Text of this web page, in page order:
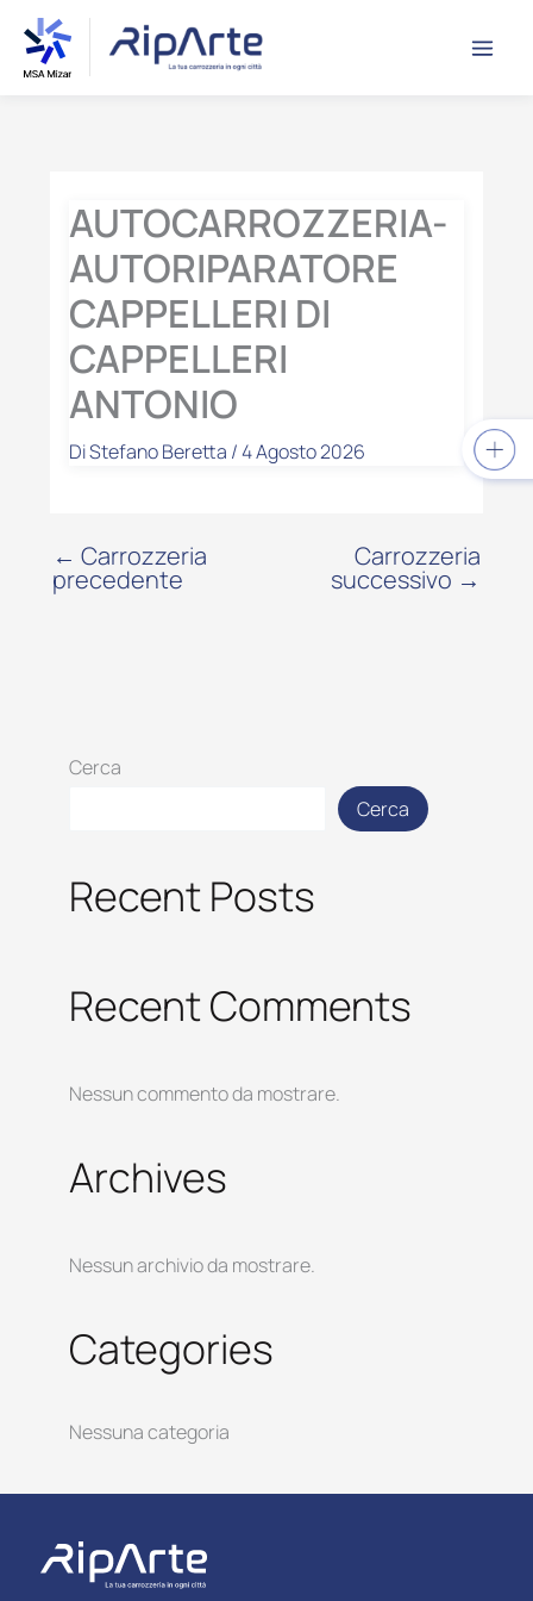
contenuto
contenuto
AUTOCARROZZERIA-
AUTORIPARATORE
CAPPELLERI DI
CAPPELLERI
ANTONIO
DiStefano Beretta /4 Agosto 2026
← Carrozzeria
precedente
Carrozzeria
successivo →
Cerca
Cerca
Recent Posts
Recent Comments
Nessun commento da mostrare.
Archives
Nessun archivio da mostrare.
Categories
Nessuna categoria